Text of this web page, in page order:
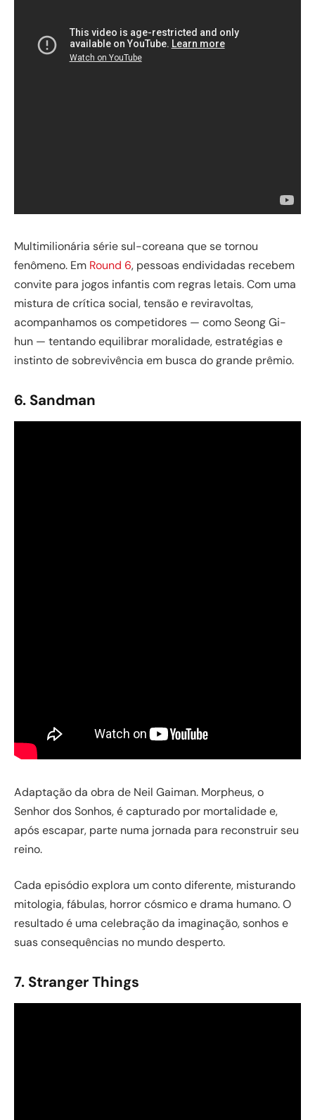
Multimilionária série sul-coreana que se tornou
fenômeno. Em Round 6, pessoas endividadas recebem
convite para jogos infantis com regras letais. Com uma
mistura de crítica social, tensão e reviravoltas,
acompanhamos os competidores — como Seong Gi-
hun — tentando equilibrar moralidade, estratégias e
instinto de sobrevivência em busca do grande prêmio.
6. Sandman
Adaptação da obra de Neil Gaiman. Morpheus, o
Senhor dos Sonhos, é capturado por mortalidade e,
após escapar, parte numa jornada para reconstruir seu
reino.
Cada episódio explora um conto diferente, misturando
mitologia, fábulas, horror cósmico e drama humano. O
resultado é uma celebração da imaginação, sonhos e
suas consequências no mundo desperto.
7. Stranger Things